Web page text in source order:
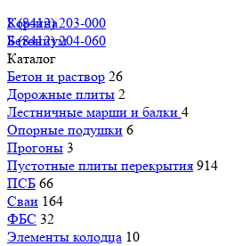
8 (8412) 203-000
8 (8412) 204-060
Корзина
Бетониум
Каталог
Бетон и раствор 26
Дорожные плиты 2
Лестничные марши и балки 4
Опорные подушки 6
Прогоны 3
Пустотные плиты перекрытия 914
ПСБ 66
Сваи 164
ФБС 32
Элементы колодца 10